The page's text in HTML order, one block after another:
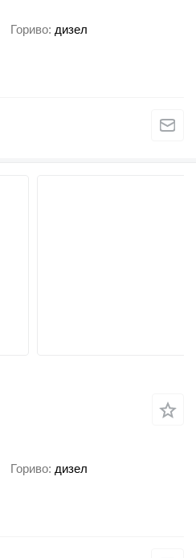
Гориво дизел
Гориво дизел